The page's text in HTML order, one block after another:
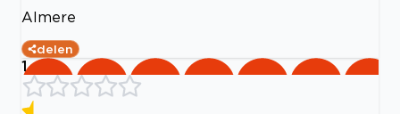
Almere
delen
1